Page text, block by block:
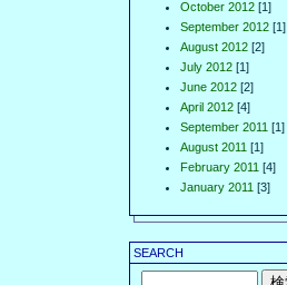
October 2012 [1]
September 2012 [1]
August 2012 [2]
July 2012 [1]
June 2012 [2]
April 2012 [4]
September 2011 [1]
August 2011 [1]
February 2011 [4]
January 2011 [3]
SEARCH